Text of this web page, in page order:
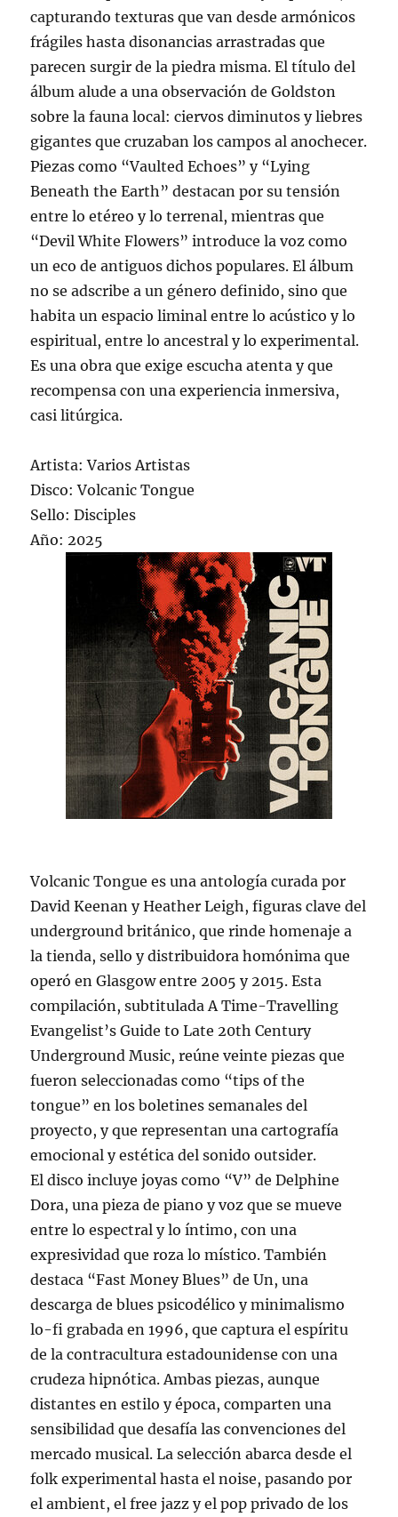
capturando texturas que van desde armónicos
frágiles hasta disonancias arrastradas que
parecen surgir de la piedra misma. El título del
álbum alude a una observación de Goldston
sobre la fauna local: ciervos diminutos y liebres
gigantes que cruzaban los campos al anochecer.
Piezas como “Vaulted Echoes” y “Lying
Beneath the Earth” destacan por su tensión
entre lo etéreo y lo terrenal, mientras que
“Devil White Flowers” introduce la voz como
un eco de antiguos dichos populares. El álbum
no se adscribe a un género definido, sino que
habita un espacio liminal entre lo acústico y lo
espiritual, entre lo ancestral y lo experimental.
Es una obra que exige escucha atenta y que
recompensa con una experiencia inmersiva,
casi litúrgica.
Artista: Varios Artistas
Disco: Volcanic Tongue
Sello: Disciples
Año: 2025
Volcanic Tongue es una antología curada por
David Keenan y Heather Leigh, figuras clave del
underground británico, que rinde homenaje a
la tienda, sello y distribuidora homónima que
operó en Glasgow entre 2005 y 2015. Esta
compilación, subtitulada A Time-Travelling
Evangelist’s Guide to Late 20th Century
Underground Music, reúne veinte piezas que
fueron seleccionadas como “tips of the
tongue” en los boletines semanales del
proyecto, y que representan una cartografía
emocional y estética del sonido outsider.
El disco incluye joyas como “V” de Delphine
Dora, una pieza de piano y voz que se mueve
entre lo espectral y lo íntimo, con una
expresividad que roza lo místico. También
destaca “Fast Money Blues” de Un, una
descarga de blues psicodélico y minimalismo
lo-fi grabada en 1996, que captura el espíritu
de la contracultura estadounidense con una
crudeza hipnótica. Ambas piezas, aunque
distantes en estilo y época, comparten una
sensibilidad que desafía las convenciones del
mercado musical. La selección abarca desde el
folk experimental hasta el noise, pasando por
el ambient, el free jazz y el pop privado de los